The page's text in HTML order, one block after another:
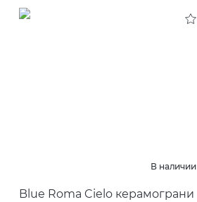
В наличии
Blue Roma Cielo керамограни